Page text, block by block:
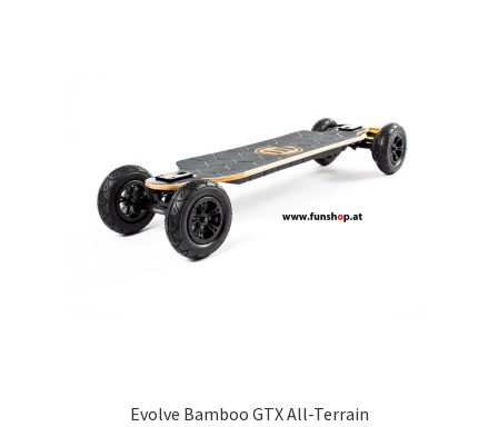
Evolve Bamboo GTX All-Terrain